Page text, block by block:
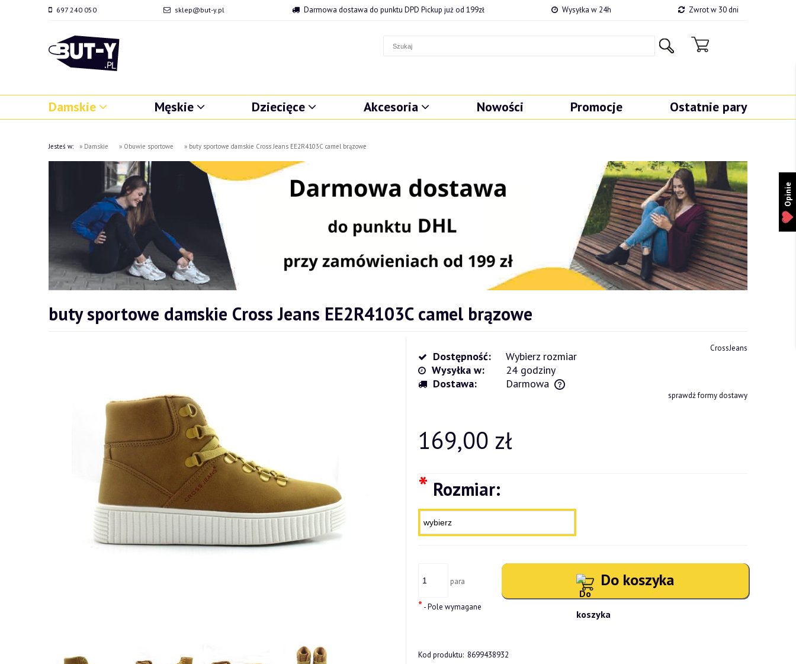
697 240 050 sklep@but-y.pl Darmowa dostawa do punktu DPD Pickup już od 199zł Wysyłka w 24h Zwrot w 30 dni
Damskie Męskie Dziecięce Akcesoria Nowości Promocje Ostatnie pary
Jesteś w: » Damskie » Obuwie sportowe » buty sportowe damskie Cross Jeans EE2R4103C camel brązowe
buty sportowe damskie Cross Jeans EE2R4103C camel brązowe
Dostępność:
Wybierz rozmiar
Wysyłka w:
24 godziny
Dostawa:
Darmowa
sprawdź formy dostawy
169,00 zł
* Rozmiar:
para Do koszyka
* - Pole wymagane
CrossJeans
Kod produktu: 8699438932
Opinie